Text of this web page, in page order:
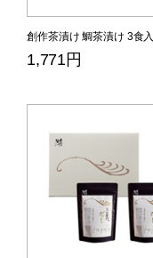
創作茶漬け 鯛茶漬け 3食入
1,771円